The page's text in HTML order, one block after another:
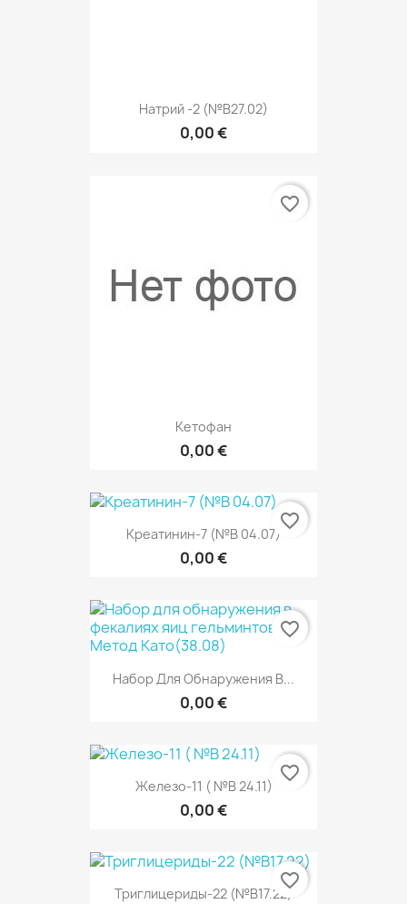
Натрий -2 (№В27.02)
0,00 €
Кетофан
0,00 €
favorite_border
Креатинин-7 (№В 04.07)
0,00 €
favorite_border
Набор Для Обнаружения В...
0,00 €
favorite_border
Железо-11 ( №В 24.11)
0,00 €
favorite_border
Триглицериды-22 (№В17.22)
favorite_border